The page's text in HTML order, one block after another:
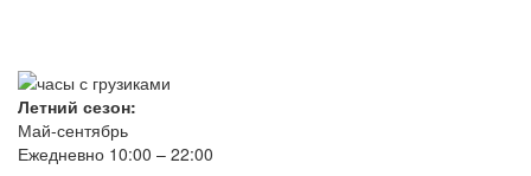
Летний сезон:
Май-сентябрь
Ежедневно 10:00 – 22:00